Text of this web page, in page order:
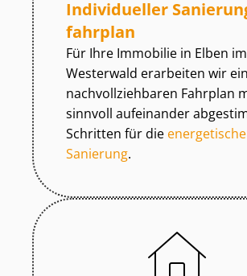
Individueller
fahr­plan
Für Ihre Immobilie in Elben im
Westerwald erarbeiten wir
nach­voll­zieh­ba­ren Fahrplan
sinnvoll aufeinander
Schritten für die
Sanierung.